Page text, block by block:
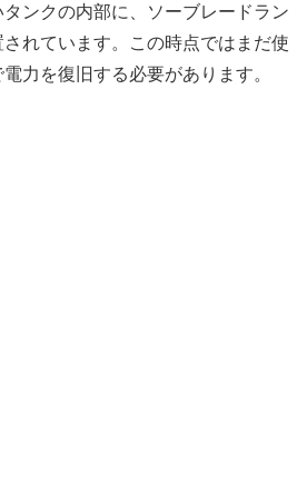
ンクの内部に、ソーブレードラン
れています。この時点ではまだ使
力を復旧する必要があります。